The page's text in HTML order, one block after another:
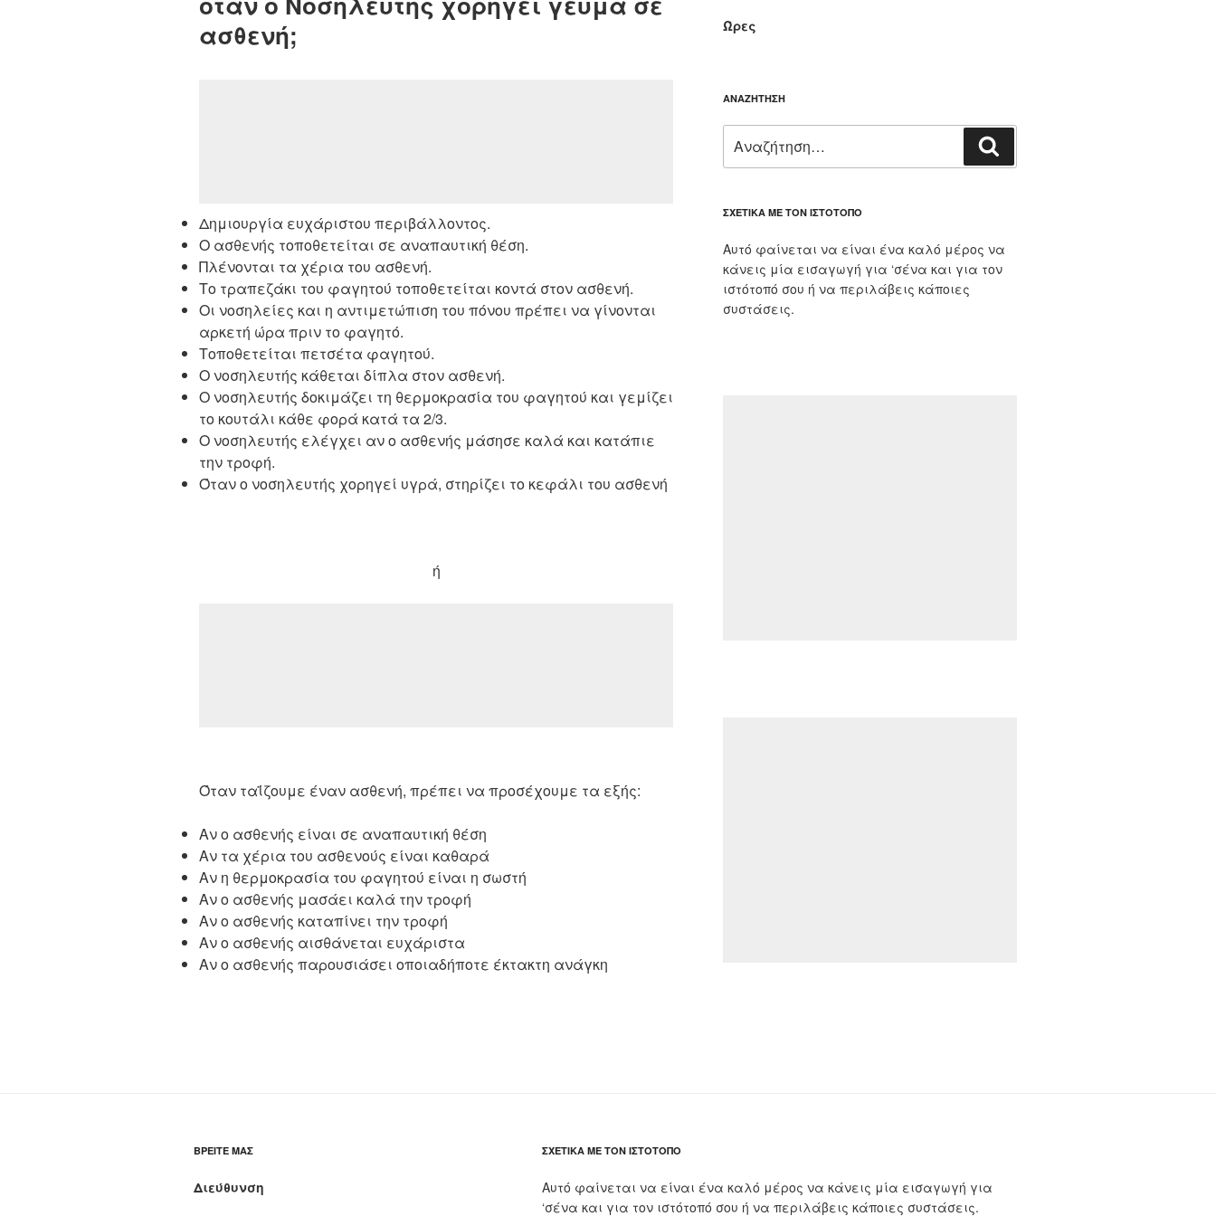
ασθενή;
Δημιουργία ευχάριστου περιβάλλοντος.
Ο ασθενής τοποθετείται σε αναπαυτική θέση.
Πλένονται τα χέρια του ασθενή.
Το τραπεζάκι του φαγητού τοποθετείται κοντά στον ασθενή.
Οι νοσηλείες και η αντιμετώπιση του πόνου πρέπει να γίνονται
αρκετή ώρα πριν το φαγητό.
Τοποθετείται πετσέτα φαγητού.
Ο νοσηλευτής κάθεται δίπλα στον ασθενή.
Ο νοσηλευτής δοκιμάζει τη θερμοκρασία του φαγητού και γεμίζει
το κουτάλι κάθε φορά κατά τα 2/3.
Ο νοσηλευτής ελέγχει αν ο ασθενής μάσησε καλά και κατάπιε
την τροφή.
Όταν ο νοσηλευτής χορηγεί υγρά, στηρίζει το κεφάλι του ασθενή
ή
Όταν ταΐζουμε έναν ασθενή, πρέπει να προσέχουμε τα εξής:
Αν ο ασθενής είναι σε αναπαυτική θέση
Αν τα χέρια του ασθενούς είναι καθαρά
Αν η θερμοκρασία του φαγητού είναι η σωστή
Αν ο ασθενής μασάει καλά την τροφή
Αν ο ασθενής καταπίνει την τροφή
Αν ο ασθενής αισθάνεται ευχάριστα
Αν ο ασθενής παρουσιάσει οποιαδήποτε έκτακτη ανάγκη
Ώρες
ΑΝΑΖΉΤΗΣΗ
για:
ΣΧΕΤΙΚΆ ΜΕ ΤΟΝ ΙΣΤΌΤΟΠΟ
Αυτό φαίνεται να είναι ένα καλό μέρος να
κάνεις μία εισαγωγή για ‘σένα και για τον
ιστότοπό σου ή να περιλάβεις κάποιες
συστάσεις.
ΒΡΕΊΤΕ ΜΑΣ
Διεύθυνση
ΣΧΕΤΙΚΆ ΜΕ ΤΟΝ ΙΣΤΌΤΟΠΟ
Αυτό φαίνεται να είναι ένα καλό μέρος να κάνεις μία εισαγωγή για
‘σένα και για τον ιστότοπό σου ή να περιλάβεις κάποιες συστάσεις.